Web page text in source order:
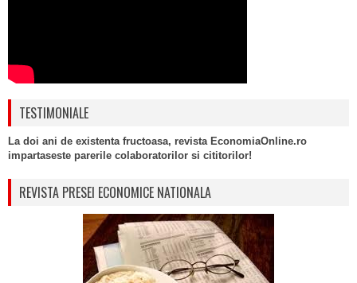
TESTIMONIALE
La doi ani de existenta fructoasa, revista EconomiaOnline.ro
impartaseste parerile colaboratorilor si cititorilor!
REVISTA PRESEI ECONOMICE NATIONALA